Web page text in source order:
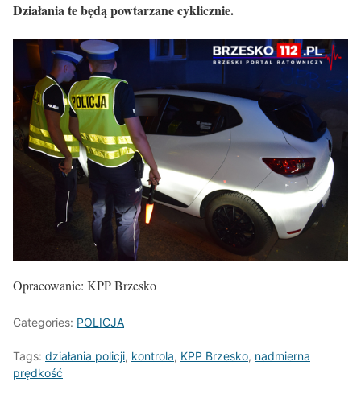
Działania te będą powtarzane cyklicznie.
Opracowanie: KPP Brzesko
Categories: POLICJA
Tags: działania policji, kontrola, KPP Brzesko, nadmierna
prędkość